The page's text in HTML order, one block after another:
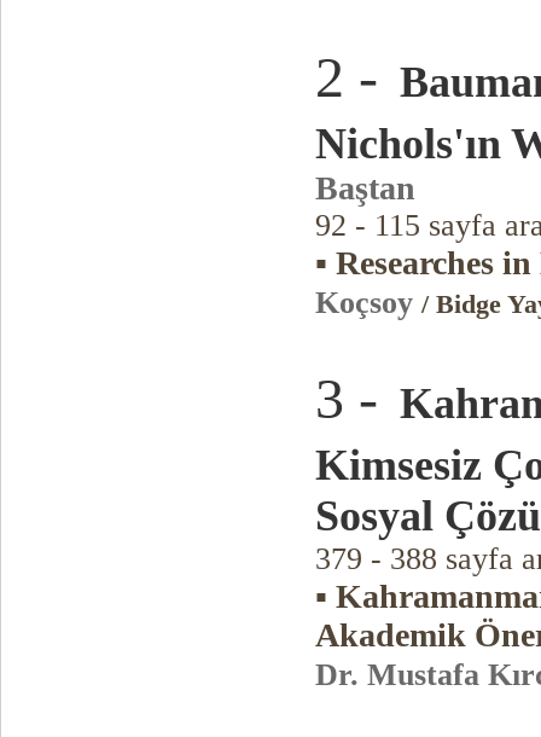
2 -
Nichols'ın
Baştan
92 - 115 sayfa
▪ Researches
Koçsoy / Bidge
3 -
Kimsesiz
Sosyal
379 - 388 sayfa
▪
Akademik
Dr. Mustafa